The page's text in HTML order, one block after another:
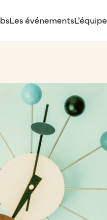
Les événementsL'équipe